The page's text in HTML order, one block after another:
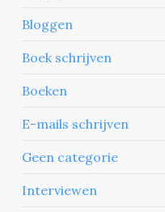
Bloggen
Boek schrijven
Boeken
E-mails schrijven
Geen categorie
Interviewen